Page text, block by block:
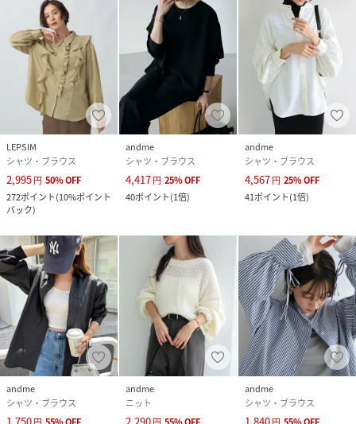
LEPSIM
シャツ・ブラウス
2,995円 50%OFF
272ポイント(10%ポイント
バック)
andme
シャツ・ブラウス
4,417円 25%OFF
40ポイント(1倍)
andme
シャツ・ブラウス
4,567円 25%OFF
41ポイント(1倍)
andme
シャツ・ブラウス
andme
ニット
andme
シャツ・ブラウス